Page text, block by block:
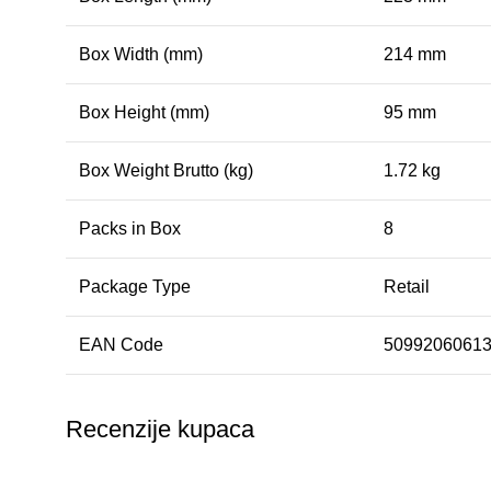
Box Width (mm) 214 mm
Box Height (mm) 95 mm
Box Weight Brutto (kg) 1.72 kg
Packs in Box 8
Package Type Retail
EAN Code
Recenzije kupaca